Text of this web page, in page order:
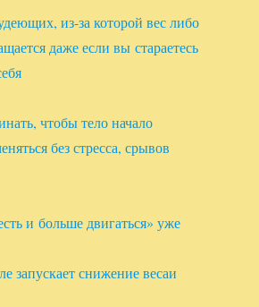
из-за которой вес либо
даже если вы стараетесь
чтобы тело начало
без стресса, срывов
и больше двигаться» уже
запускает снижение весаи